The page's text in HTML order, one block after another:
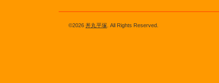
©2026 丼丸平塚 . All Rights Reserved.